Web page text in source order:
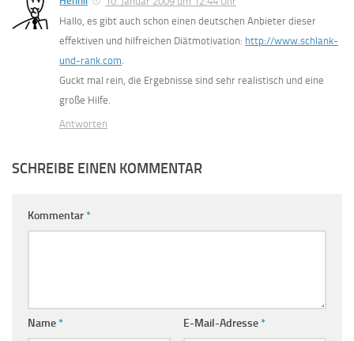
Hallo, es gibt auch schon einen deutschen Anbieter dieser
effektiven und hilfreichen Diätmotivation: http://www.schlank-
und-rank.com.
Guckt mal rein, die Ergebnisse sind sehr realistisch und eine
große Hilfe.
Antworten
SCHREIBE EINEN KOMMENTAR
Kommentar*
Name* E-Mail-Adresse*